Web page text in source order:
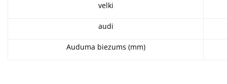
velki
audi
Auduma biezums (mm)